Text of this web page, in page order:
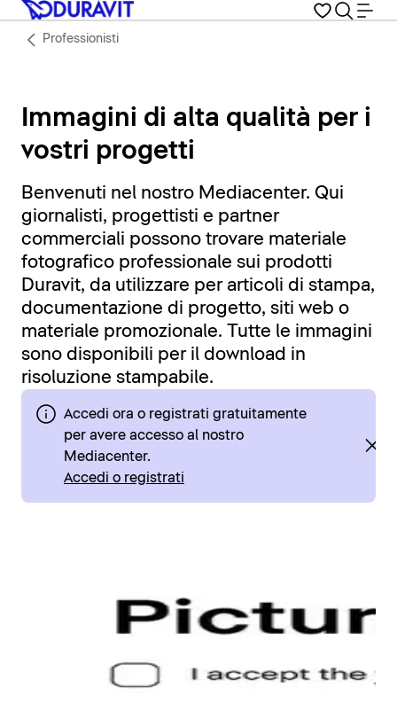
Professionisti
Immagini di alta qualità per i
vostri progetti
Benvenuti nel nostro Mediacenter. Qui
giornalisti, progettisti e partner
commerciali possono trovare materiale
fotografico professionale sui prodotti
Duravit, da utilizzare per articoli di stampa,
documentazione di progetto, siti web o
materiale promozionale. Tutte le immagini
sono disponibili per il download in
risoluzione stampabile.
Accedi ora o registrati gratuitamente
per avere accesso al nostro
Mediacenter.
Accedi o registrati